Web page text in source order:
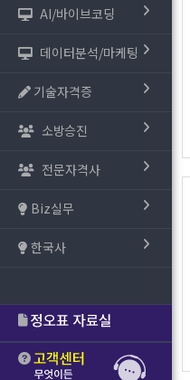
AI/바이브코딩
데이터분석/마케팅
기술자격증
소방승진
전문자격사
Biz실무
한국사